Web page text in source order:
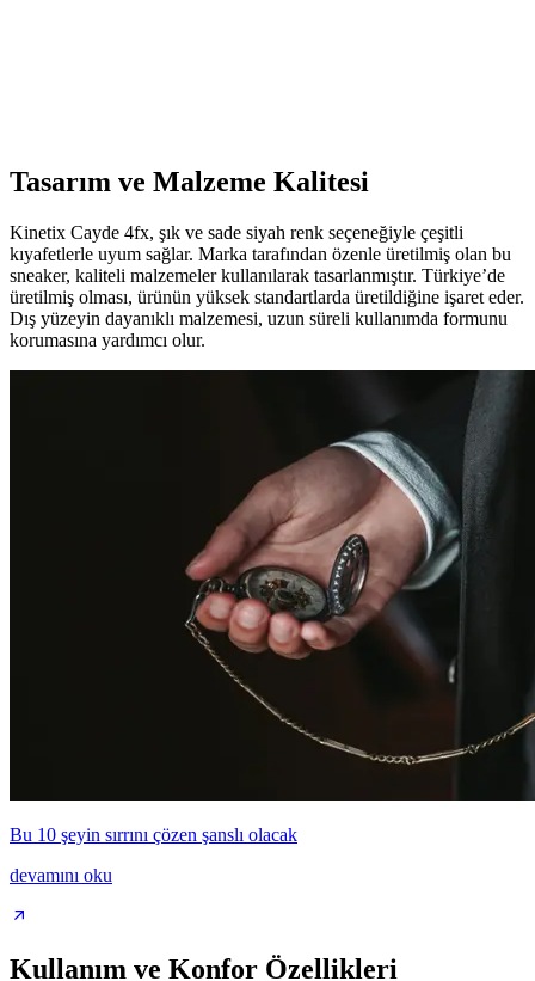
Tasarım ve Malzeme Kalitesi
Kinetix Cayde 4fx, şık ve sade siyah renk seçeneğiyle çeşitli
kıyafetlerle uyum sağlar. Marka tarafından özenle üretilmiş olan bu
sneaker, kaliteli malzemeler kullanılarak tasarlanmıştır. Türkiye’de
üretilmiş olması, ürünün yüksek standartlarda üretildiğine işaret eder.
Dış yüzeyin dayanıklı malzemesi, uzun süreli kullanımda formunu
korumasına yardımcı olur.
Bu 10 şeyin sırrını çözen şanslı olacak
devamını oku
Kullanım ve Konfor Özellikleri